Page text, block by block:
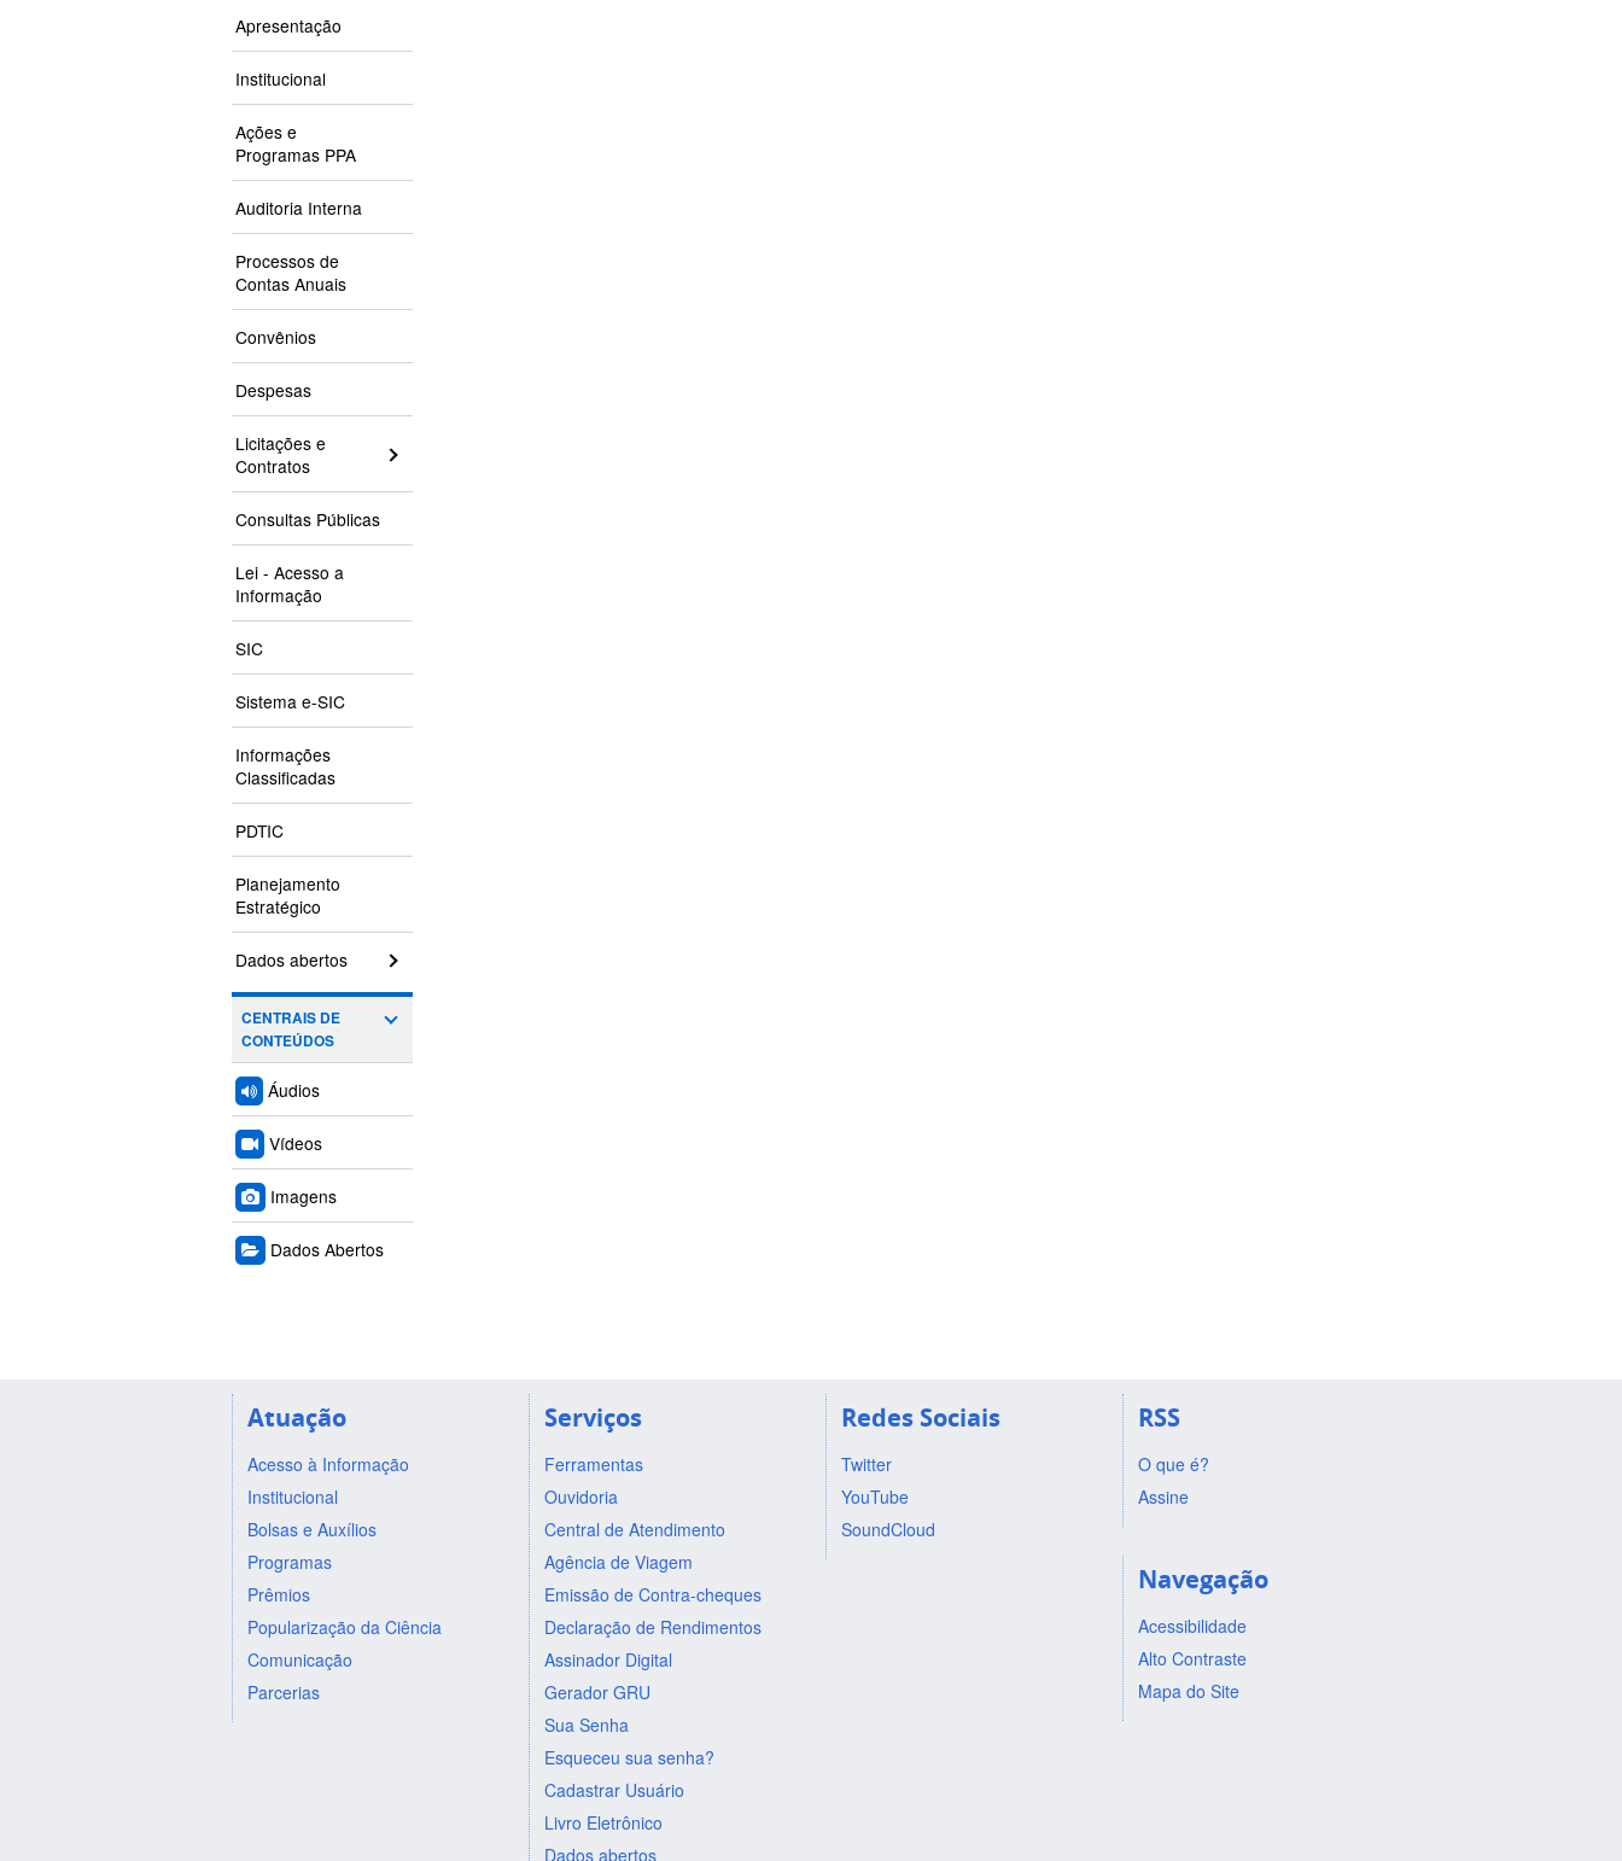
Apresentação
Institucional
Ações e
Programas PPA
Auditoria Interna
Processos de
Contas Anuais
Convênios
Despesas
Licitações e
Contratos
Consultas Públicas
Lei - Acesso a
Informação
SIC
Sistema e-SIC
Informações
Classificadas
PDTIC
Planejamento
Estratégico
Dados abertos
CENTRAIS DE
CONTEÚDOS
Áudios
Vídeos
Imagens
Dados Abertos
Atuação
Acesso à Informação
Institucional
Bolsas e Auxílios
Programas
Prêmios
Popularização da Ciência
Comunicação
Parcerias
Serviços
Ferramentas
Ouvidoria
Central de Atendimento
Agência de Viagem
Emissão de Contra-cheques
Declaração de Rendimentos
Assinador Digital
Gerador GRU
Sua Senha
Esqueceu sua senha?
Cadastrar Usuário
Livro Eletrônico
Dados abertos
Redes Sociais
Twitter
YouTube
SoundCloud
RSS
O que é?
Assine
Navegação
Acessibilidade
Alto Contraste
Mapa do Site